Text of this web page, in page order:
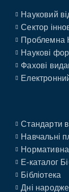
Науковий
Сектор
Проблемна
Наукові
Фахові
Стандарти
Навчальні
E-каталог
Бібліотека
Дні